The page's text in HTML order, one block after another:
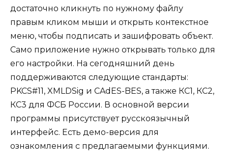
достаточно кликнуть по нужному файлу
правым кликом мыши и открыть контекстное
меню, чтобы подписать и зашифровать объект.
Само приложение нужно открывать только для
его настройки. На сегодняшний день
поддерживаются следующие стандарты:
PKCS#11, XMLDSig и CAdES-BES, а также КС1, КС2,
КС3 для ФСБ России. В основной версии
программы присутствует русскоязычный
интерфейс. Есть демо-версия для
ознакомления с предлагаемыми функциями.